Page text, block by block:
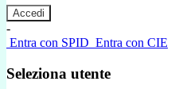
-
Entra con SPID Entra con CIE
Seleziona utente